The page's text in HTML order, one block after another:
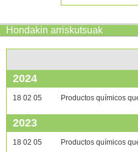
Hondakin arriskutsuak
2024
18 02 05 Productos químicos
2023
18 02 05 Productos químicos